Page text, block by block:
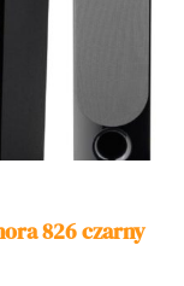
826 czarny